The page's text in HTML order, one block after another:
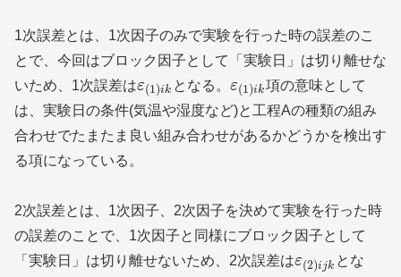
1次誤差とは、1次因子のみで実験を行った時の誤差のこ
とで、今回はブロック因子として「実験日」は切り離せな
いため、1次誤差はε(1)ik となる。ε(1)ik項の意味として
は、実験日の条件(気温や湿度など)と工程Aの種類の組み
合わせでたまたま良い組み合わせがあるかどうかを検出す
る項になっている。
2次誤差とは、1次因子、2次因子を決めて実験を行った時
の誤差のことで、1次因子と同様にブロック因子として
「実験日」は切り離せないため、2次誤差はε(2)ijk とな